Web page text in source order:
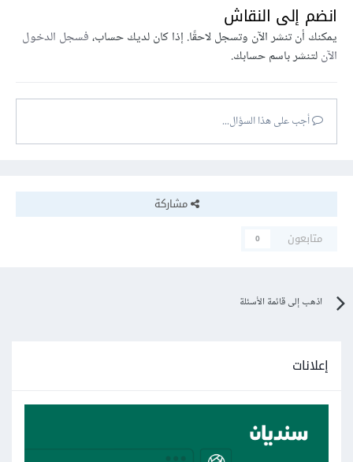
انضم إلى النقاش
يمكنك أن تنشر الآن وتسجل لاحقًا. إذا كان لديك حساب،فسجل الدخول
الآنلتنشر باسم حسابك.
أجب على هذا السؤال...
مشاركة
متابعون
0
اذهب إلى قائمة الأسئلة
إعلانات